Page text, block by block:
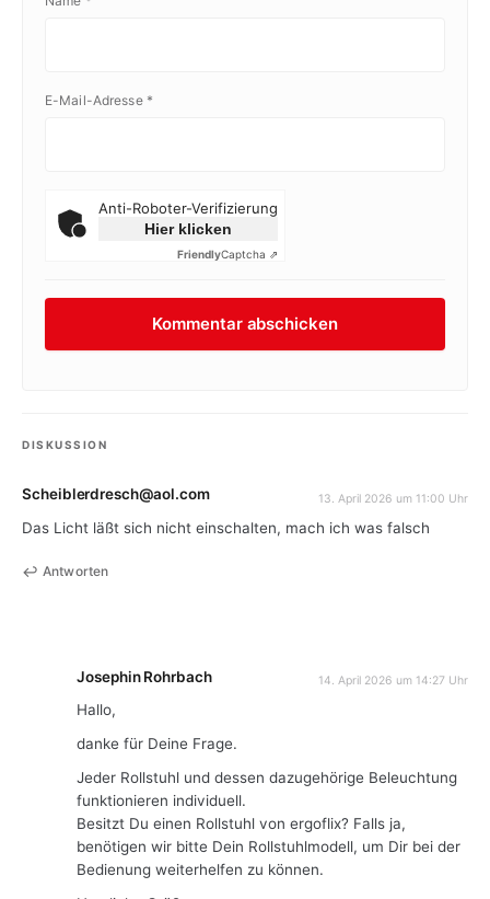
E-Mail-Adresse *
Anti-Roboter-Verifizierung
Hier klicken
FriendlyCaptcha ⇗
DISKUSSION
Scheiblerdresch@aol.com 13. April 2026 um 11:00 Uhr
Das Licht läßt sich nicht einschalten, mach ich was falsch
Antworten
Josephin Rohrbach 14. April 2026 um 14:27 Uhr
Hallo,
danke für Deine Frage.
Jeder Rollstuhl und dessen dazugehörige Beleuchtung
funktionieren individuell.
Besitzt Du einen Rollstuhl von ergoflix? Falls ja,
benötigen wir bitte Dein Rollstuhlmodell, um Dir bei der
Bedienung weiterhelfen zu können.